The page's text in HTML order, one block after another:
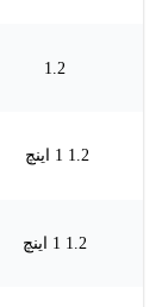
1.2
1.2 1 اینچ
1.2 1 اینچ